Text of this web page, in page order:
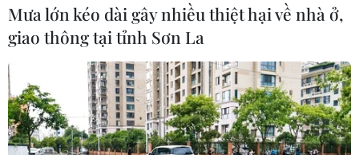
''Ròm'' đoạt giải nam diễn viên xuất sắc
nhất tại LHP châu Á ở Italy
24/06/2021 06:56
Mưa lớn kéo dài gây nhiều thiệt hại về nhà ở,
giao thông tại tỉnh Sơn La